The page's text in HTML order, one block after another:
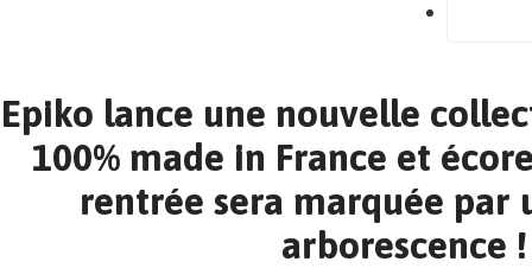
Epiko lance une nouvelle
100% made in France et
rentrée sera marquée par
arborescence !